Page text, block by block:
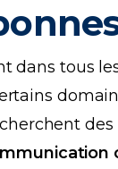
dans tous